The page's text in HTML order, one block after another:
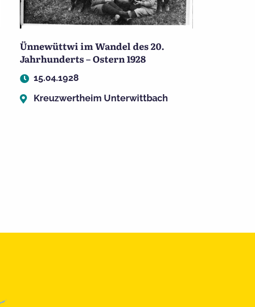
Ünnewüttwi im Wandel des 20.
Jahrhunderts – Ostern 1928
15.04.1928
Kreuzwertheim Unterwittbach